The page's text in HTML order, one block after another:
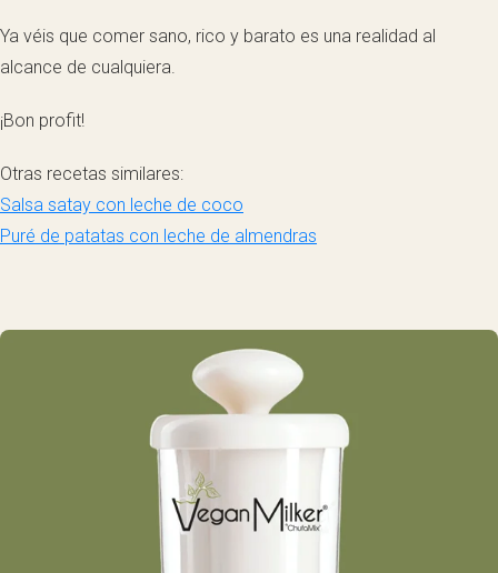
Ya véis que comer sano, rico y barato es una realidad al
alcance de cualquiera.
¡Bon profit!
Otras recetas similares:
Salsa satay con leche de coco
Puré de patatas con leche de almendras